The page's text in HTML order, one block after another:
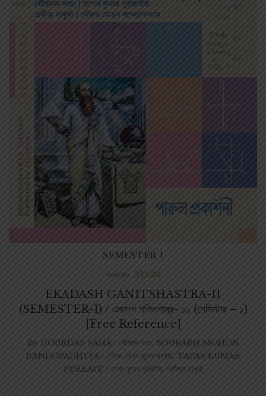
EKADASH GANITSHASTRA-11
(SEMESTER-I) / একাদশ গণিতশাস্ত্র- ১১ (সেমিস্টার – ১)
[Free Reference]
SEMESTER 1
390.00 332.00
By GOURDAS SAHA / গৌরদাস সাহা, SOURABH MOHON
BANDOPADHYYA / সৌরভ মোহন বন্দ্যোপাধ্যায়, TAPAS KUMAR
PURKAIT / তাপস কুমার পুরকাইত, প্রদীপ্ত সাধুখাঁ